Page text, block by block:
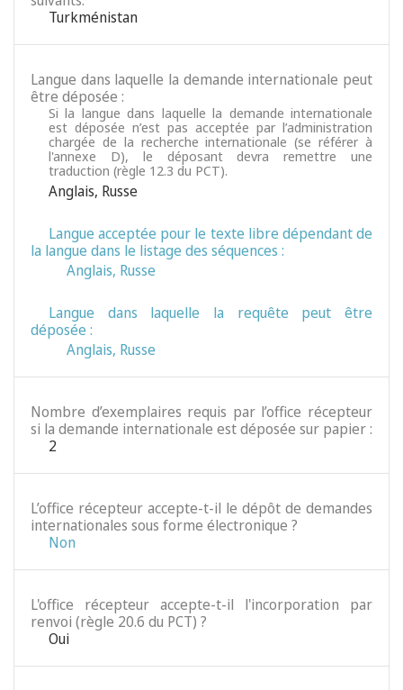
Turkménistan
Langue dans laquelle la demande internationale peut
être déposée :
Si la langue dans laquelle la demande internationale
est déposée n’est pas acceptée par l’administration
chargée de la recherche internationale (se référer à
l'annexe D), le déposant devra remettre une
traduction (règle 12.3 du PCT).
Anglais, Russe
Langue acceptée pour le texte libre dépendant de
la langue dans le listage des séquences :
Anglais, Russe
Langue dans laquelle la requête peut être
déposée :
Anglais, Russe
Nombre d’exemplaires requis par l’office récepteur
si la demande internationale est déposée sur papier :
2
L’office récepteur accepte-t-il le dépôt de demandes
internationales sous forme électronique ?
Non
L'office récepteur accepte-t-il l'incorporation par
renvoi (règle 20.6 du PCT) ?
Oui